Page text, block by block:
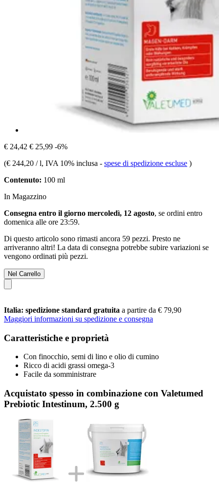
€ 24,42 € 25,99 -6%
(€ 244,20 / l, IVA 10% inclusa - spese di spedizione escluse )
Contenuto: 100 ml
In Magazzino
Consegna entro il giorno mercoledì, 12 agosto, se ordini entro
domenica alle ore 23:59.
Di questo articolo sono rimasti ancora 59 pezzi. Presto ne
arriveranno altri! La data di consegna potrebbe subire variazioni se
vengono ordinati più pezzi.
Nel Carrello
Italia: spedizione standard gratuita a partire da € 79,90
Maggiori informazioni su spedizione e consegna
Caratteristiche e proprietà
Con finocchio, semi di lino e olio di cumino
Ricco di acidi grassi omega-3
Facile da somministrare
Acquistato spesso in combinazione con Valetumed
Prebiotic Intestinum, 2.500 g